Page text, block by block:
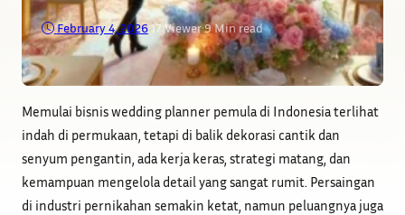
February 4, 2026•17 Viewer•9 Min read
Memulai bisnis wedding planner pemula di Indonesia terlihat
indah di permukaan, tetapi di balik dekorasi cantik dan
senyum pengantin, ada kerja keras, strategi matang, dan
kemampuan mengelola detail yang sangat rumit. Persaingan
di industri pernikahan semakin ketat, namun peluangnya juga